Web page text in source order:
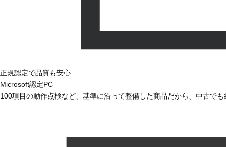
正規認定で品質も安心
Microsoft認定PC
100項目の動作点検など、基準に沿って整備した商品だから、中古で